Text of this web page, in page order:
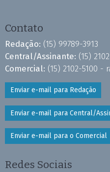
Contato
Redação: (15) 99789-3913
Central/Assinante: (15)
Comercial: (15) 2102-5100 -
Enviar e-mail para Redação
Enviar e-mail para Central/
Enviar e-mail para o Comercial
Redes Sociais